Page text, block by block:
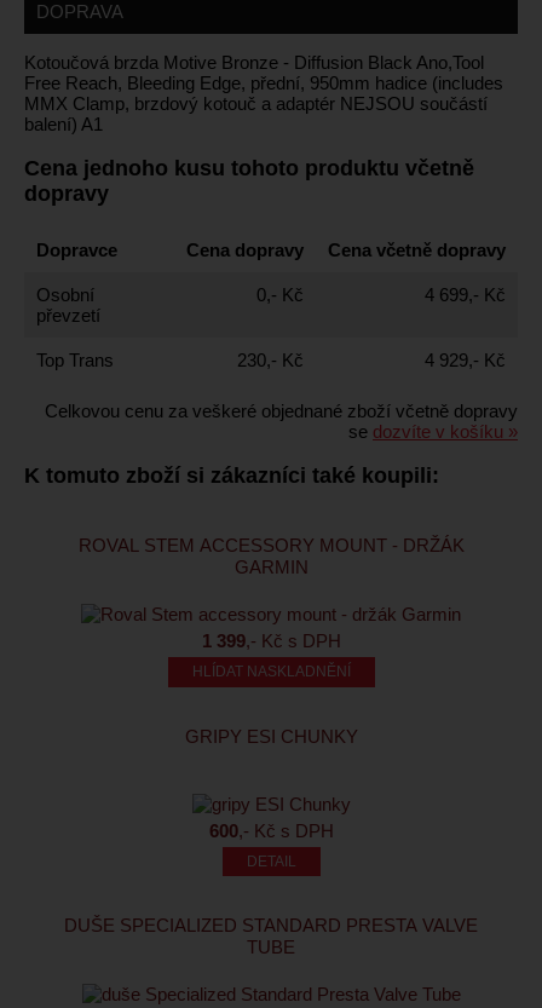
DOPRAVA
Kotoučová brzda Motive Bronze - Diffusion Black Ano,Tool
Free Reach, Bleeding Edge, přední, 950mm hadice (includes
MMX Clamp, brzdový kotouč a adaptér NEJSOU součástí
balení) A1
Cena jednoho kusu tohoto produktu včetně
dopravy
Dopravce Cena dopravy Cena včetně dopravy
Osobní
převzetí
0,- Kč 4 699,- Kč
Top Trans 230,- Kč 4 929,- Kč
Celkovou cenu za veškeré objednané zboží včetně dopravy
se dozvíte v košíku »
K tomuto zboží si zákazníci také koupili:
ROVAL STEM ACCESSORY MOUNT - DRŽÁK
GARMIN
1 399,- Kč s DPH
HLÍDAT NASKLADNĚNÍ
GRIPY ESI CHUNKY
600,- Kč s DPH
DUŠE SPECIALIZED STANDARD PRESTA VALVE
TUBE